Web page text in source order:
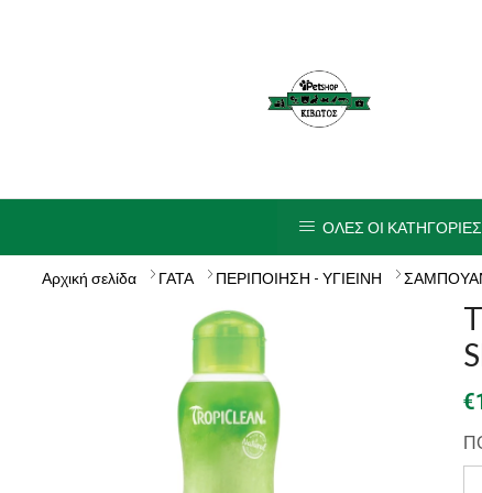
ΟΛΕΣ ΟΙ ΚΑΤΗΓΟΡΙΕΣ
Αρχική σελίδα ΓΑΤΑ ΠΕΡΙΠΟΙΗΣΗ - ΥΓΙΕΙΝΗ
€